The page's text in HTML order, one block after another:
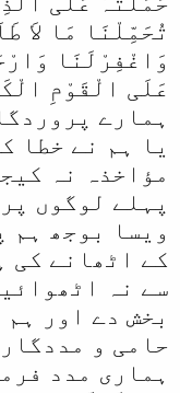
تُحَمِّلْنَا مَا لاَ
وَاغْفِرْلَنَا
ہمارے
یا ہم نے خطا
مؤاخذہ نہ
پہلے لوگوں
ویسا بوجھ ہم
کے اٹھانے کی
سے نہ
بخش دے اور
حامی و
ہماری مدد